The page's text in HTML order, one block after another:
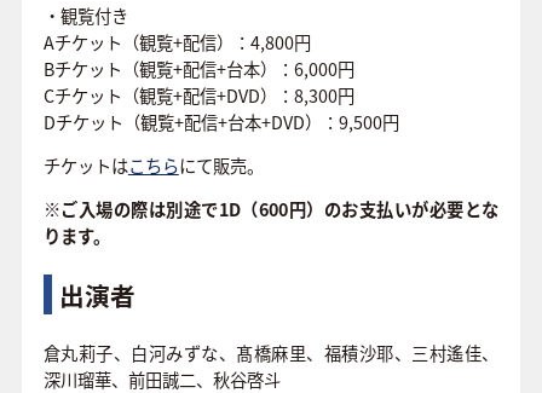
・観覧付き
Aチケット（観覧+配信）：4,800円
Bチケット（観覧+配信+台本）：6,000円
Cチケット（観覧+配信+DVD）：8,300円
Dチケット（観覧+配信+台本+DVD）：9,500円
チケットはこちらにて販売。
※ご入場の際は別途で1D（600円）のお支払いが必要とな
ります。
出演者
倉丸莉子、白河みずな、髙橋麻里、福積沙耶、三村遙佳、
深川瑠華、前田誠二、秋谷啓斗